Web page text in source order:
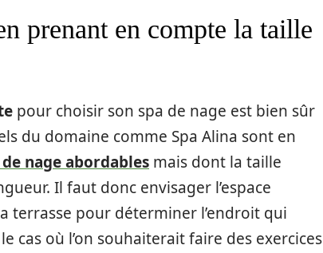
prenant en compte la taille
pour choisir son spa de nage est bien sûr
du domaine comme Spa Alina sont en
nage abordables mais dont la taille
Il faut donc envisager l’espace
terrasse pour déterminer l’endroit qui
cas où l’on souhaiterait faire des exercices